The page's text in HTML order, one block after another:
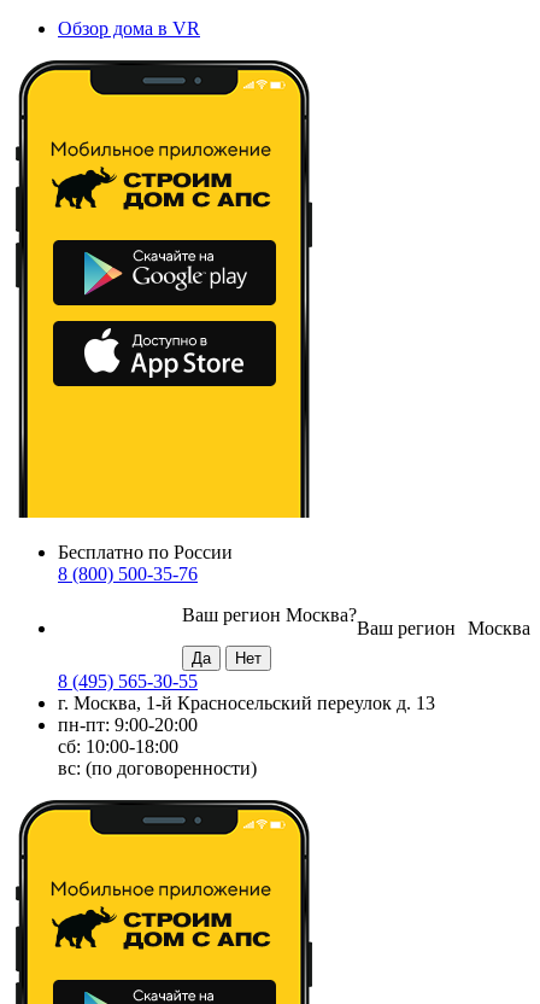
Обзор дома в VR
Бесплатно по России
8 (800) 500-35-76
Москва
Ваш регион
Ваш регион Москва?
8 (495) 565-30-55
г. Москва, 1-й Красносельский переулок д. 13
пн-пт: 9:00-20:00
сб: 10:00-18:00
вс: (по договоренности)